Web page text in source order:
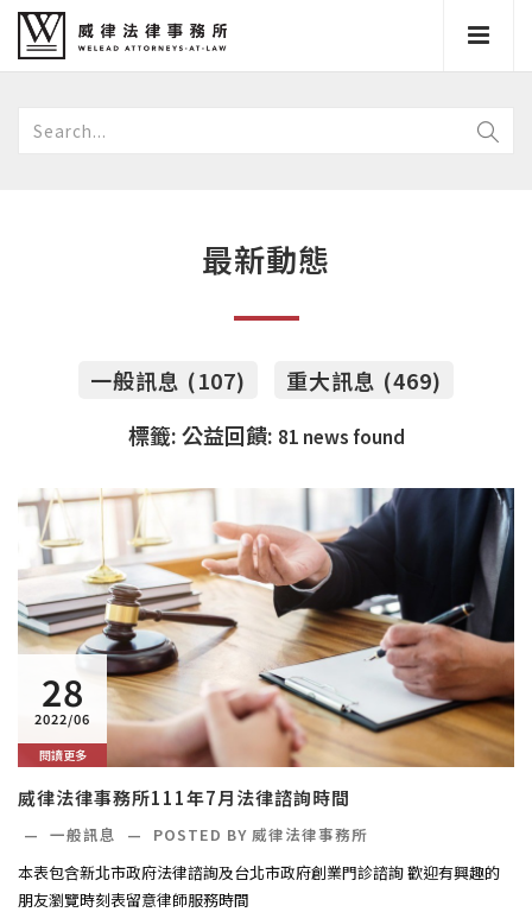
最新動態
一般訊息 (107)
重大訊息 (469)
標籤: 公益回饋: 81 news found
28
2022/06
閱讀更多
威律法律事務所111年7月法律諮詢時間
— 一般訊息 —
POSTED BY 威律法律事務所
本表包含新北市政府法律諮詢及台北市政府創業門診諮詢 歡迎有興趣的
朋友瀏覽時刻表留意律師服務時間